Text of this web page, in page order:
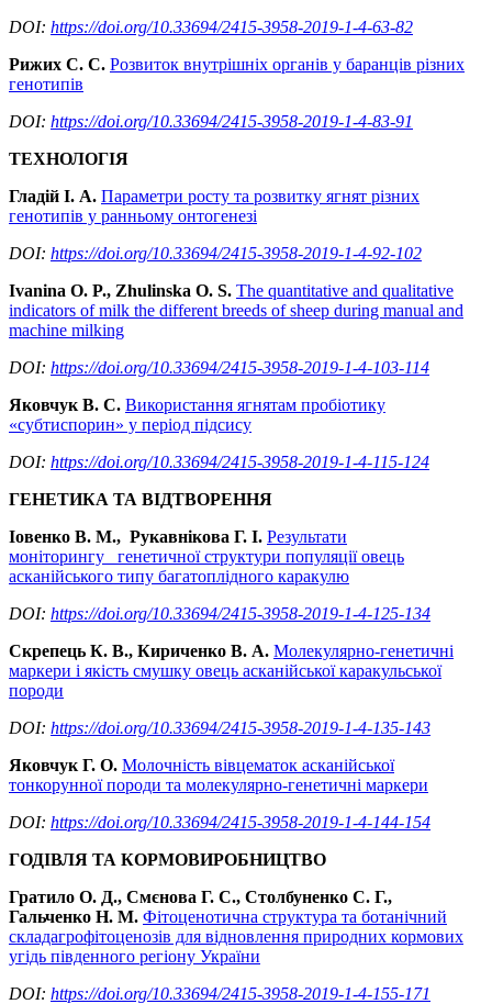
DOI: https://doi.org/10.33694/2415-3958-2019-1-4-63-82
Рижих С. С. Розвиток внутрішніх органів у баранців різних
генотипів
DOI: https://doi.org/10.33694/2415-3958-2019-1-4-83-91
ТЕХНОЛОГІЯ
Гладій І. А. Параметри росту та розвитку ягнят різних
генотипів у ранньому онтогенезі
DOI: https://doi.org/10.33694/2415-3958-2019-1-4-92-102
Ivanina O. P., Zhulinska O. S. The quantitative and qualitative
indicators of milk the different breeds of sheep during manual and
machine milking
DOI: https://doi.org/10.33694/2415-3958-2019-1-4-103-114
Яковчук В. С. Використання ягнятам пробіотику
«субтиспорин» у період підсису
DOI: https://doi.org/10.33694/2415-3958-2019-1-4-115-124
ГЕНЕТИКА ТА ВІДТВОРЕННЯ
Іовенко В. М., Рукавнікова Г. І. Результати
моніторингу генетичної структури популяції овець
асканійського типу багатоплідного каракулю
DOI: https://doi.org/10.33694/2415-3958-2019-1-4-125-134
Скрепець К. В., Кириченко В. А. Молекулярно-генетичні
маркери і якість смушку овець асканійської каракульської
породи
DOI: https://doi.org/10.33694/2415-3958-2019-1-4-135-143
Яковчук Г. О. Молочність вівцематок асканійської
тонкорунної породи та молекулярно-генетичні маркери
DOI: https://doi.org/10.33694/2415-3958-2019-1-4-144-154
ГОДІВЛЯ ТА КОРМОВИРОБНИЦТВО
Гратило О. Д., Смєнова Г. С., Столбуненко С. Г.,
Гальченко Н. М. Фітоценотична структура та ботанічний
складагрофітоценозів для відновлення природних кормових
угідь південного регіону України
DOI: https://doi.org/10.33694/2415-3958-2019-1-4-155-171